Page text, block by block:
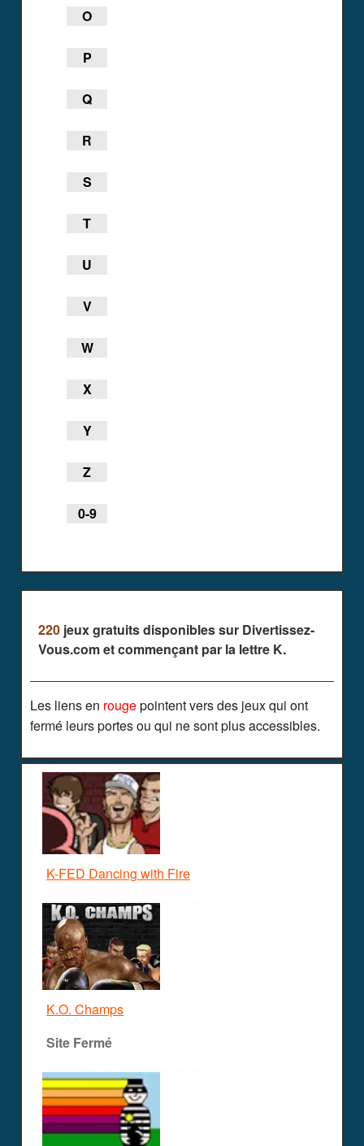
O
P
Q
R
S
T
U
V
W
X
Y
Z
0-9
220 jeux gratuits disponibles sur Divertissez-
Vous.com et commençant par la lettre K.
Les liens en rougepointent vers des jeux qui ont
fermé leurs portes ou qui ne sont plus accessibles.
K-FED Dancing with Fire
K.O. Champs
Site Fermé